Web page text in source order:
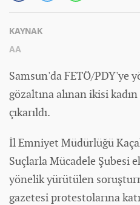
KAYNAK
AA
Samsun'da FETÖ/PDY'ye
gözaltına alınan ikisi
çıkarıldı.
İl Emniyet Müdürlüğü
Suçlarla Mücadele Şubesi
yönelik yürütülen
gazetesi protestolarına